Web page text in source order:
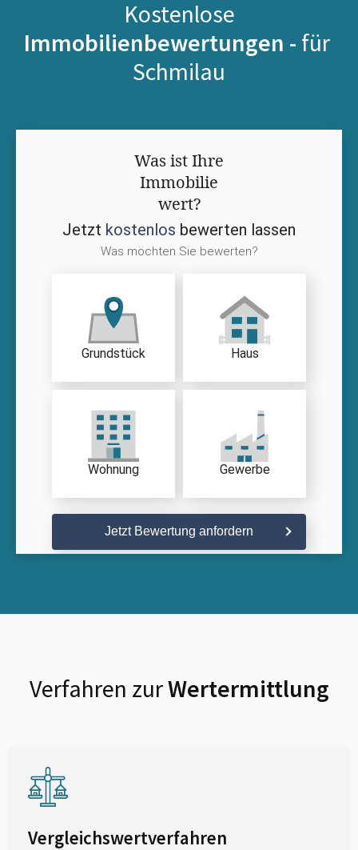
Kostenlose
Immobilienbewertungen - für
Schmilau
Was ist Ihre
Immobilie
wert?
Jetzt kostenlos bewerten lassen
Was möchten Sie bewerten?
Grundstück Haus
Wohnung Gewerbe
Jetzt Bewertung anfordern
Verfahren zurWertermittlung
Vergleichswertverfahren